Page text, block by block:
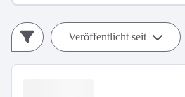
Veröffentlicht seit